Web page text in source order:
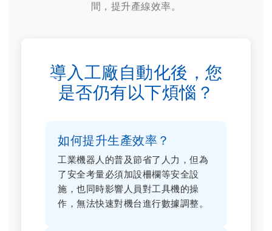
間，提升產線效率。
導入工廠自動化後，您
是否仍有以下煩惱？
如何提升生產效率？
工業機器人的普及節省了人力，但為
了安全考量必須加設柵欄等安全設
施，也同時影響人員對工具機的操
作，無法快速對機台進行數據調整。